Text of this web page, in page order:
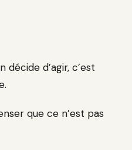
décide d’agir, c’est
que ce n’est pas